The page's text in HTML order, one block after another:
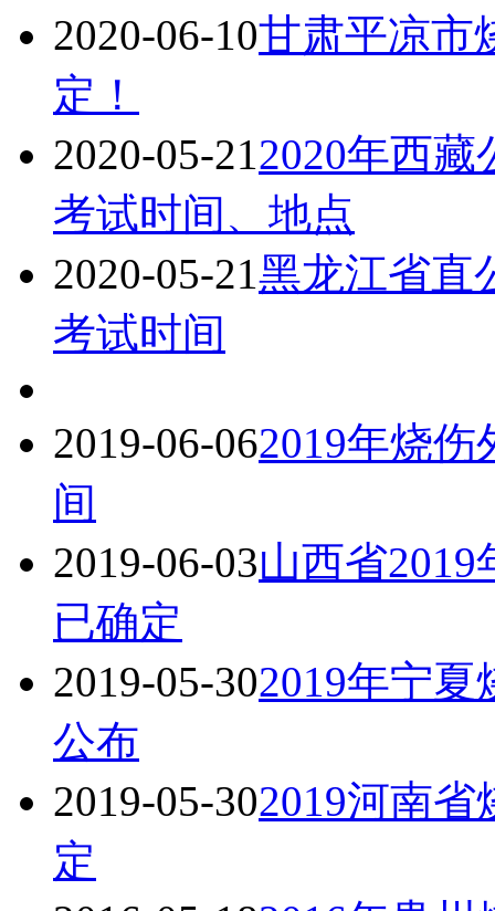
2020-06-10甘肃平凉市
定！
2020-05-212020年西
考试时间、地点
2020-05-21黑龙江省直
考试时间
2019-06-062019年烧
间
2019-06-03山西省
已确定
2019-05-302019年宁
公布
2019-05-302019河南
定